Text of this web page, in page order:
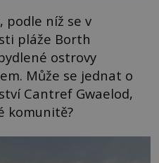
níž se v
pláže Borth
ostrovy
Může se jednat o
Cantref Gwaelod,
komunitě?